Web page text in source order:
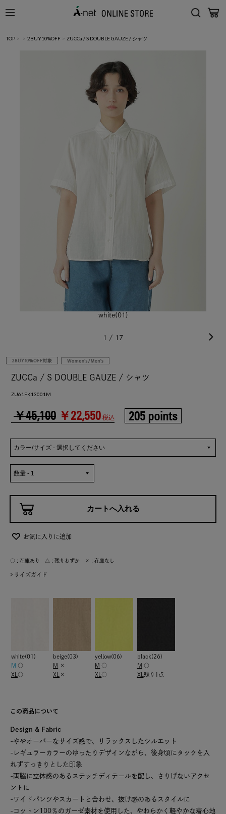
TOP > > 2BUY10%OFF > ZUCCa / S DOUBLE GAUZE / シャツ
white(01)
1 / 17
ZUCCa / S DOUBLE GAUZE / シャツ
ZU61FK13001M
￥45,100 ￥22,550 税込 205 points
お気に入りに追加
○ : 在庫あり △ : 残りわずか × : 在庫なし
サイズガイド
white(01)
M ○
XL ○
beige(03)
M
×
XL
×
yellow(06)
M ○
XL ○
black(26)
M ○
XL 残り1点
この商品について
Design & Fabric
-ややオーバーなサイズ感で、リラックスしたシルエット
-レギュラーカラーのゆったりデザインながら、後身頃にタックを入
れずすっきりとした印象
-両脇に立体感のあるステッチディテールを配し、さりげないアクセ
ントに
-ワイドパンツやスカートと合わせ、抜け感のあるスタイルに
-コットン100％のガーゼ素材を使用した、やわらかく軽やかな着心地